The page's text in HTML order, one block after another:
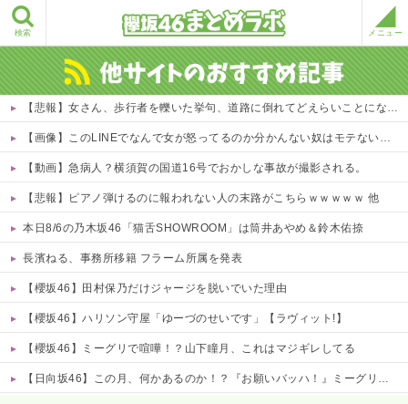
検索 メニュー
【悲報】女さん、歩行者を轢いた挙句、道路に倒れてどえらいことになってしまうw w w w w w w
【画像】このLINEでなんで女が怒ってるのか分かんない奴はモテない奴確定らしい←お前らは勿論わかるよな？？？？？？？
【動画】急病人？横須賀の国道16号でおかしな事故が撮影される。
【悲報】ピアノ弾けるのに報われない人の末路がこちらｗｗｗｗｗ 他
本日8/6の乃木坂46「猫舌SHOWROOM」は筒井あやめ＆鈴木佑捺
長濱ねる、事務所移籍 フラーム所属を発表
【櫻坂46】田村保乃だけジャージを脱いでいた理由
【櫻坂46】ハリソン守屋「ゆーづのせいです」【ラヴィット!】
【櫻坂46】ミーグリで喧嘩！？山下瞳月、これはマジギレしてる
【日向坂46】この月、何かあるのか！？『お願いバッハ！』ミーグリ日程がこちら